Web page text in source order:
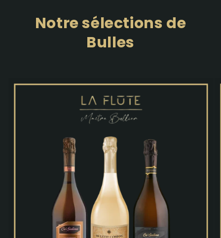
Notre sélections de
Bulles